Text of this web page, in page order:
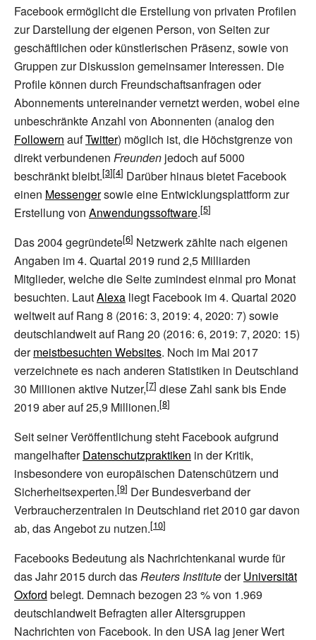
Facebook ermöglicht die Erstellung von privaten Profilen
zur Darstellung der eigenen Person, von Seiten zur
geschäftlichen oder künstlerischen Präsenz, sowie von
Gruppen zur Diskussion gemeinsamer Interessen. Die
Profile können durch Freundschaftsanfragen oder
Abonnements untereinander vernetzt werden, wobei eine
unbeschränkte Anzahl von Abonnenten (analog den
Followern aufTwitter) möglich ist, die Höchstgrenze von
direkt verbundenen Freunden jedoch auf 5000
beschränkt bleibt.
Darüber hinaus bietet Facebook
einen Messengersowie eine Entwicklungsplattform zur
Erstellung von Anwendungssoftware.
Das 2004 gegründete
Netzwerk zählte nach eigenen
Angaben im 4. Quartal 2019 rund 2,5 Milliarden
Mitglieder, welche die Seite zumindest einmal pro Monat
besuchten. LautAlexa liegt Facebook im 4. Quartal 2020
weltweit auf Rang 8 (2016: 3, 2019: 4, 2020: 7) sowie
deutschlandweit auf Rang 20 (2016: 6, 2019: 7, 2020: 15)
dermeistbesuchten Websites. Noch im Mai 2017
verzeichnete es nach anderen Statistiken in Deutschland
30 Millionen aktive Nutzer,
diese Zahl sank bis Ende
2019 aber auf 25,9 Millionen.
Seit seiner Veröffentlichung steht Facebook aufgrund
mangelhafterDatenschutzpraktiken in der Kritik,
insbesondere von europäischen Datenschützern und
Sicherheitsexperten.
Der Bundesverband der
Verbraucherzentralen in Deutschland riet 2010 gar davon
ab, das Angebot zu nutzen.
Facebooks Bedeutung als Nachrichtenkanal wurde für
das Jahr 2015 durch dasReuters InstitutederUniversität
Oxford belegt. Demnach bezogen 23 % von 1.969
deutschlandweit Befragten aller Altersgruppen
Nachrichten von Facebook. In den USA lag jener Wert